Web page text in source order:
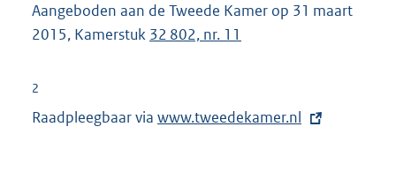
Aangeboden aan de Tweede Kamer op 31 maart
2015, Kamerstuk 32 802, nr. 11
2
Raadpleegbaar via E
www.tweedekamer.nl